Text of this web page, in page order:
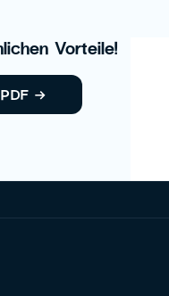
Vorteile!
→